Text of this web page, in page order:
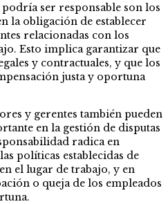
ser responsable son los
la obligación de establecer
relacionadas con los
Esto implica garantizar que
y contractuales, y que los
justa y oportuna
y gerentes también pueden
en la gestión de disputas
radica en
políticas establecidas de
el lugar de trabajo, y en
o queja de los empleados